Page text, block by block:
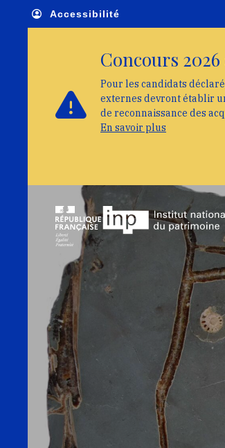
Accessibilité
Concours
Pour les candidats
externes devront établir
de reconnaissance des
En savoir plus